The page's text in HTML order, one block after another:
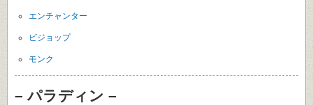
エンチャンター
ビジョップ
モンク
– パラディン –